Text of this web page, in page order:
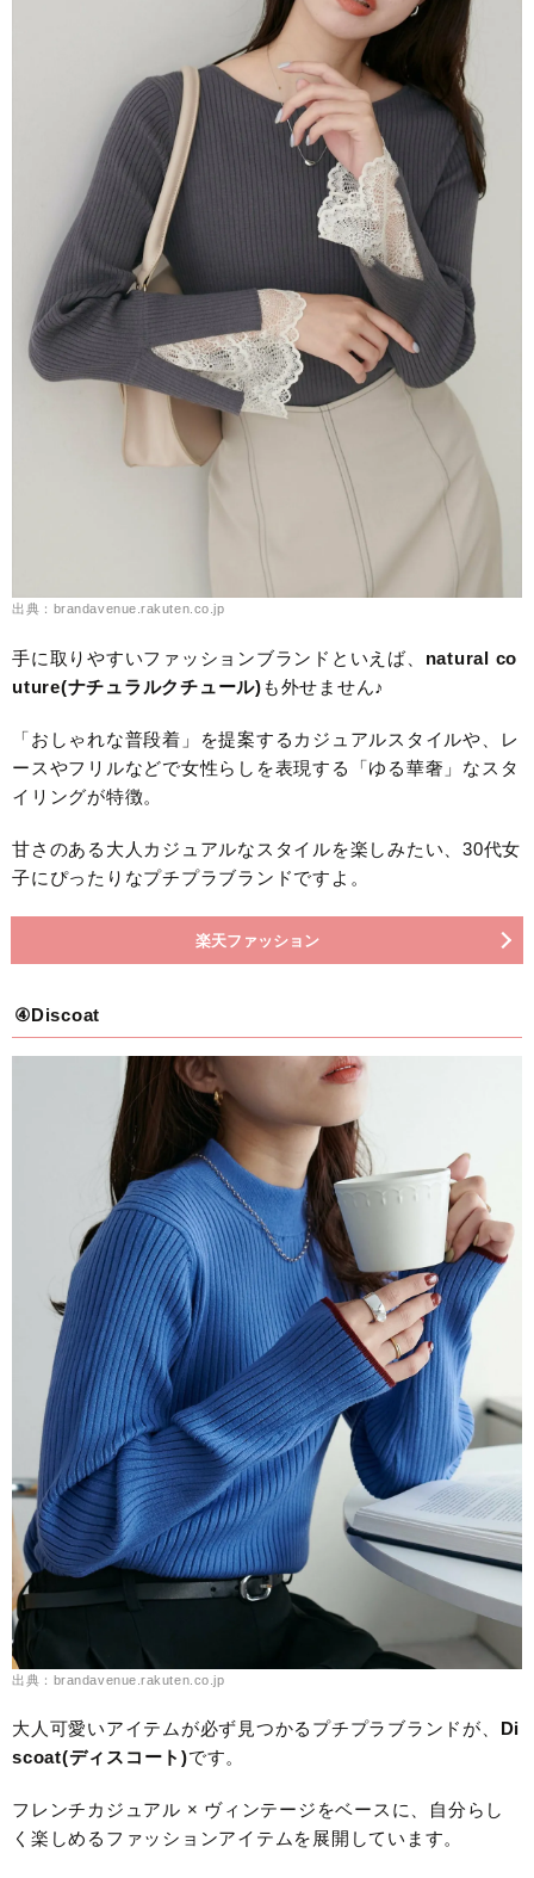
出典：brandavenue.rakuten.co.jp
手に取りやすいファッションブランドといえば、 natural co
uture(ナチュラルクチュール)も外せません♪
「おしゃれな普段着」を提案するカジュアルスタイルや、レ
ースやフリルなどで女性らしを表現する「ゆる華奢」なスタ
イリングが特徴。
甘さのある大人カジュアルなスタイルを楽しみたい、30代女
子にぴったりなプチプラブランドですよ。
楽天ファッション
④Discoat
出典：brandavenue.rakuten.co.jp
大人可愛いアイテムが必ず見つかるプチプラブランドが、 Di
scoat(ディスコート)です。
フレンチカジュアル × ヴィンテージをベースに、自分らし
く楽しめるファッションアイテムを展開しています。